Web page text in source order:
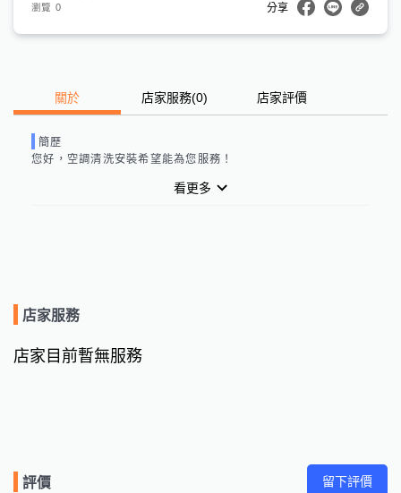
瀏覽 0 分享
關於 店家服務(0) 店家評價
簡歷
您好， 空調清洗安裝希望能為您服務！
看更多
店家服務
店家目前暫無服務
評價 留下評價